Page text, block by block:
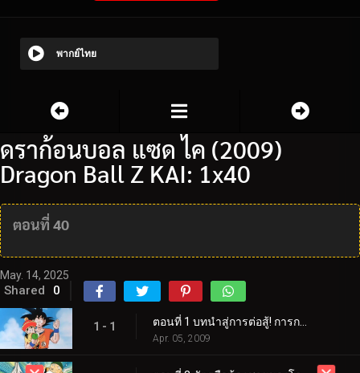
พากย์ไทย
ดราก้อนบอล แซด ไค (2009)
Dragon Ball Z KAI: 1x40
ตอนที่ 40
May. 14, 2025
Shared 0
1 - 1
Apr. 05, 2009